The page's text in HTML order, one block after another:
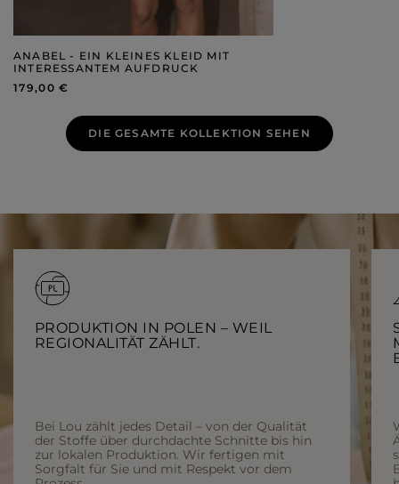
ANABEL - EIN KLEINES KLEID MIT
INTERESSANTEM AUFDRUCK
179,00 €
DIE GESAMTE KOLLEKTION SEHEN
PRODUKTION IN POLEN – WEIL
REGIONALITÄT ZÄHLT.
Bei Lou zählt jedes Detail – von der Qualität
der Stoffe über durchdachte Schnitte bis hin
zur lokalen Produktion. Wir fertigen mit
Sorgfalt für Sie und mit Respekt vor dem